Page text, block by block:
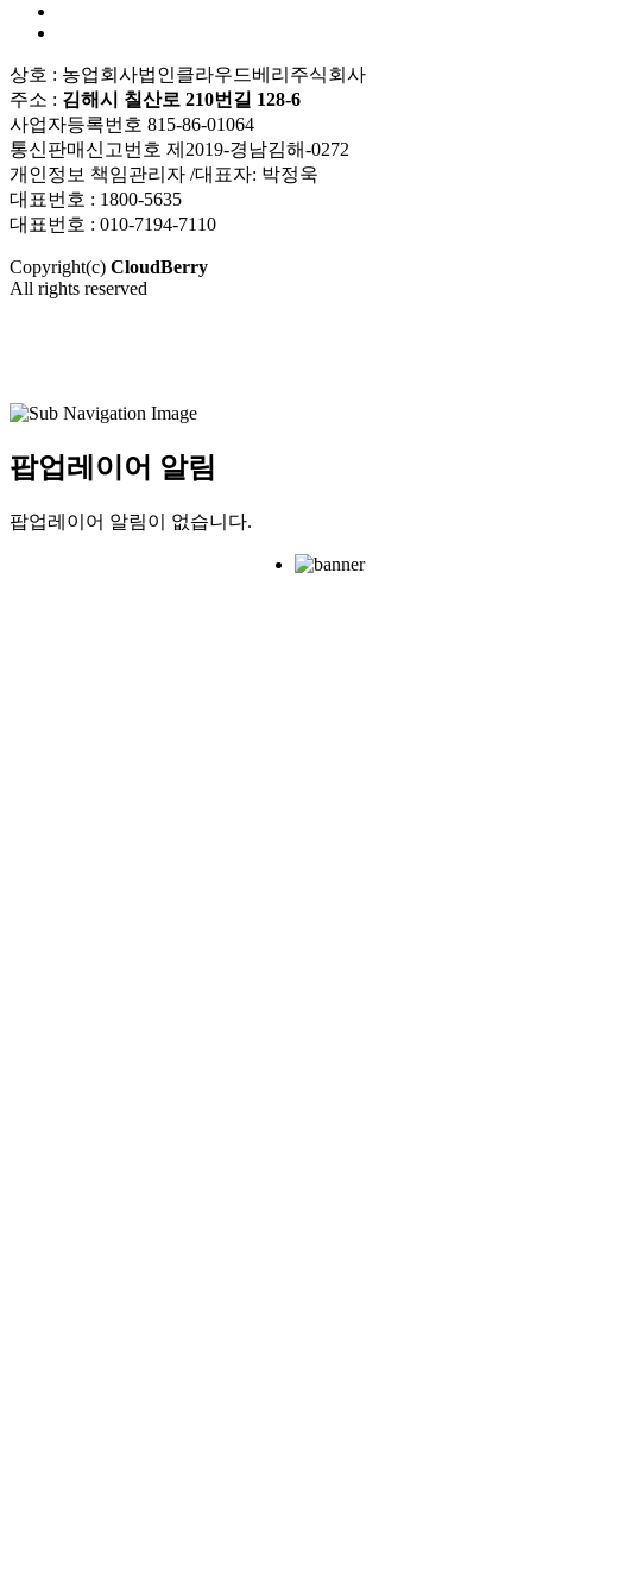
상호 : 농업회사법인클라우드베리주식회사
주소 : 김해시 칠산로 210번길 128-6
사업자등록번호 815-86-01064
통신판매신고번호 제2019-경남김해-0272
개인정보 책임관리자 /대표자: 박정욱
대표번호 : 1800-5635
대표번호 : 010-7194-7110
Copyright(c) CloudBerry
All rights reserved
팝업레이어 알림
팝업레이어 알림이 없습니다.